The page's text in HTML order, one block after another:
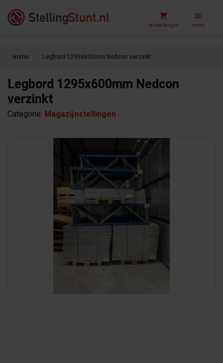
winkelwagen menu
Home keyboard_arrow_right Legbord 1295x600mm Nedcon verzinkt
Legbord 1295x600mm Nedcon
verzinkt
Categorie: Magazijnstellingen